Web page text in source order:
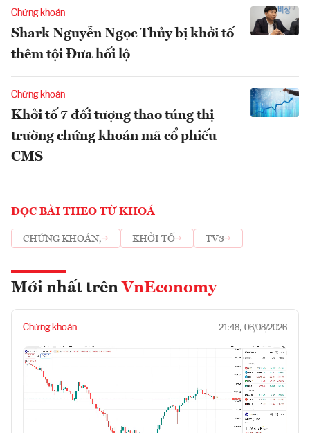
Chứng khoán
Shark Nguyễn Ngọc Thủy bị khởi tố
thêm tội Đưa hối lộ
Chứng khoán
Khởi tố 7 đối tượng thao túng thị
trường chứng khoán mã cổ phiếu
CMS
ĐỌC BÀI THEO TỪ KHOÁ
CHỨNG KHOÁN, KHỞI TỐ TV3
Mới nhất trên VnEconomy
Chứng khoán 21:48, 06/08/2026